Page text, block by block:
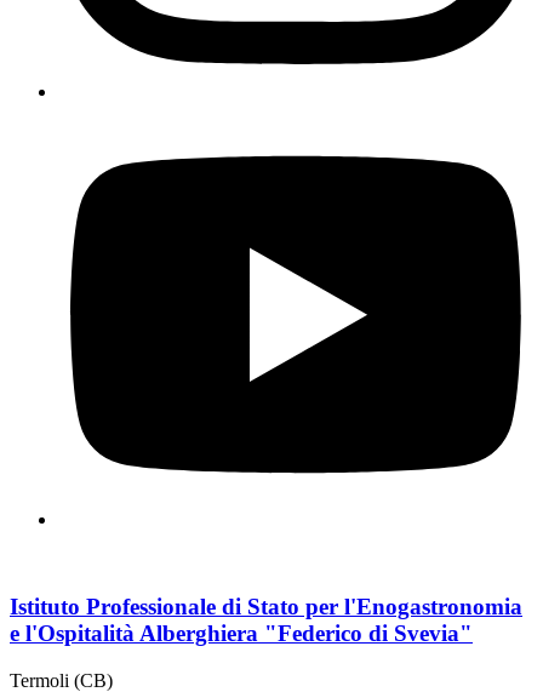
Istituto Professionale di Stato per l'Enogastronomia
e l'Ospitalità Alberghiera "Federico di Svevia"
Termoli (CB)